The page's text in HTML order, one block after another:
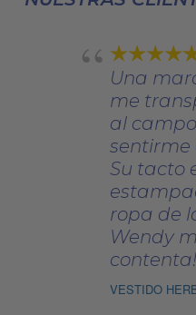
Una
me
al
sentirme
Su tacto
ropa de
Wendy
VESTIDO